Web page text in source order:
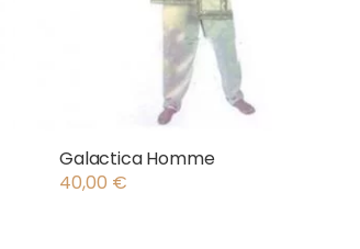
Galactica Homme
40,00 €